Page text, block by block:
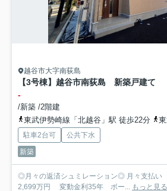
越谷市大字南荻島
【3号棟】越谷市南荻島 新築戸建て
-
/新築 /2階建
東武伊勢崎線「北越谷」駅 徒歩22分
東
駐車2台可
公共下水
新築
◎月々の返済シュミレーション◎ 月々支払い 69,871円 借り入れ額
2,699万円 変動金利35年 ボー... もっと見る